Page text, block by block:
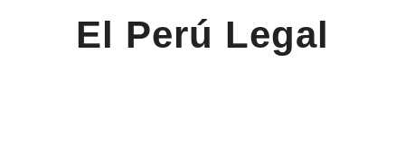
El Perú Legal